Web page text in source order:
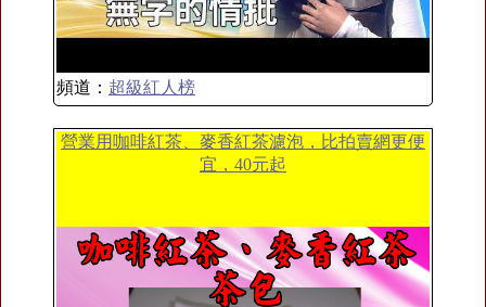
頻道： 超級紅人榜
營業用咖啡紅茶、麥香紅茶濾泡，比拍賣網更便
宜，40元起